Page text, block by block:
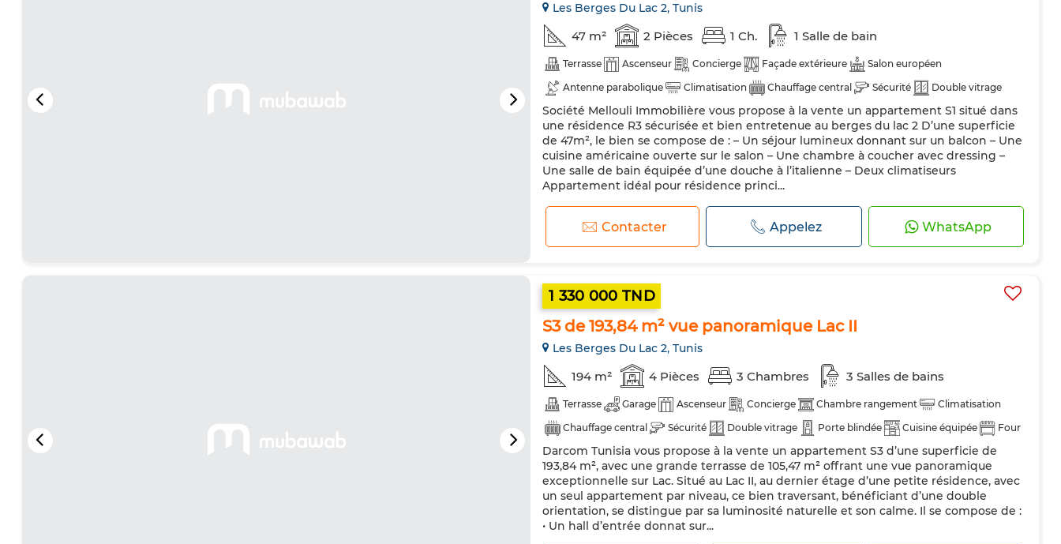
Les Berges Du Lac 2, Tunis
47 m² 2 Pièces 1 Ch. 1 Salle de bain
Terrasse Ascenseur Concierge Façade extérieure
Salon européen
Antenne parabolique
Climatisation Chauffage central Sécurité
Double vitrage
Porte blindée
Cuisine équipée Four
Société Mellouli Immobilière vous propose à la vente un appartement S1 situé dans
une résidence R3 sécurisée et bien entretenue au berges du lac 2 D’une superficie
de 47m², le bien se compose de : – Un séjour lumineux donnant sur un balcon – Une
cuisine américaine ouverte sur le salon – Une chambre à coucher avec dressing –
Une salle de bain équipée d’une douche à l’italienne – Deux climatiseurs
Appartement idéal pour résidence princi...
Contacter Appelez WhatsApp
1 330 000 TND
S3 de 193,84 m² vue panoramique Lac II
Les Berges Du Lac 2, Tunis
194 m² 4 Pièces 3 Chambres 3 Salles de bains
Terrasse Garage Ascenseur Concierge Chambre rangement
Climatisation
Chauffage central
Sécurité Double vitrage Porte blindée Cuisine équipée Four
Darcom Tunisia vous propose à la vente un appartement S3 d’une superficie de
193,84 m², avec une grande terrasse de 105,47 m² offrant une vue panoramique
exceptionnelle sur Lac. Situé au Lac II, au dernier étage d’une petite résidence, avec
un seul appartement par niveau, ce bien traversant, bénéficiant d’une double
orientation, se distingue par sa luminosité naturelle et son calme. Il se compose de :
• Un hall d’entrée donnat sur...